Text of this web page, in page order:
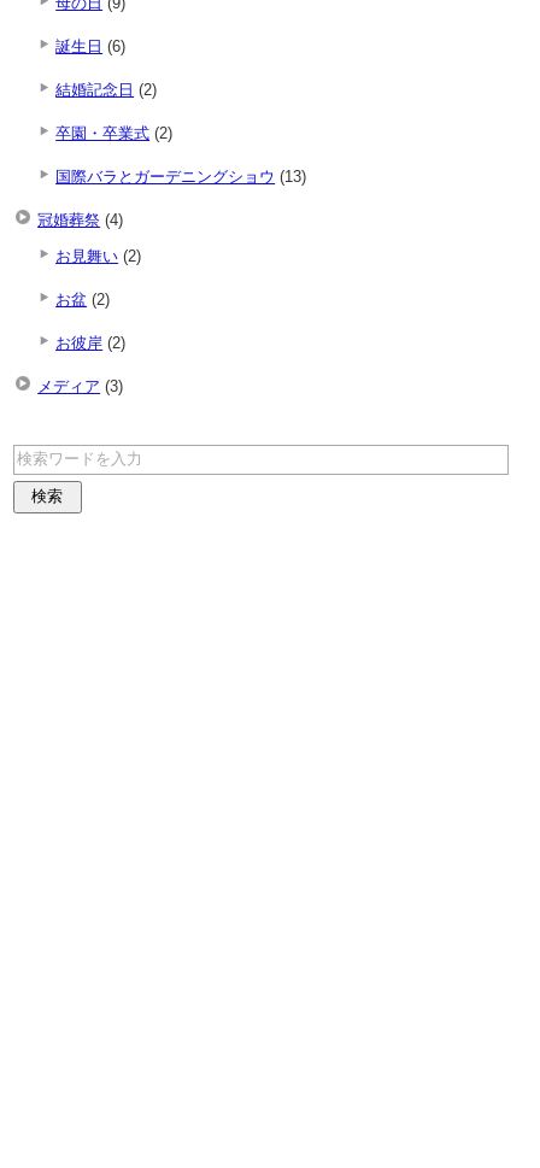
誕生日 (6)
結婚記念日 (2)
卒園・卒業式 (2)
国際バラとガーデニングショウ (13)
冠婚葬祭 (4)
お見舞い (2)
お盆 (2)
お彼岸 (2)
メディア (3)